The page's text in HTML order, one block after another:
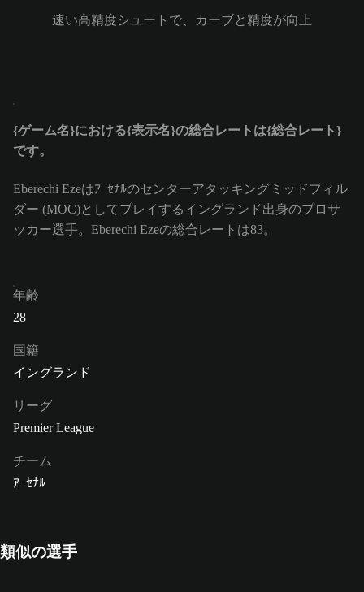
速い高精度シュートで、カーブと精度が向上
{ゲーム名}における{表示名}の総合レートは{総合レート}
です。
Eberechi Ezeはｱｰｾﾅﾙのセンターアタッキングミッドフィル
ダー (MOC)としてプレイするイングランド出身のプロサ
ッカー選手。Eberechi Ezeの総合レートは83。
年齢
28
国籍
イングランド
リーグ
Premier League
チーム
ｱｰｾﾅﾙ
類似の選手